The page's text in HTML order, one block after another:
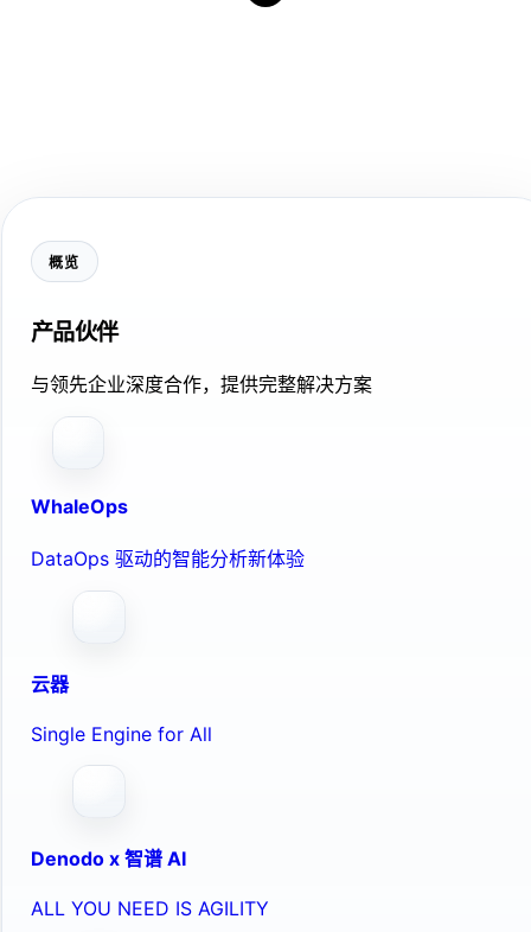
概览
产品伙伴
与领先企业深度合作，提供完整解决方案
WhaleOps
DataOps 驱动的智能分析新体验
云器
Single Engine for All
Denodo x 智谱 AI
ALL YOU NEED IS AGILITY